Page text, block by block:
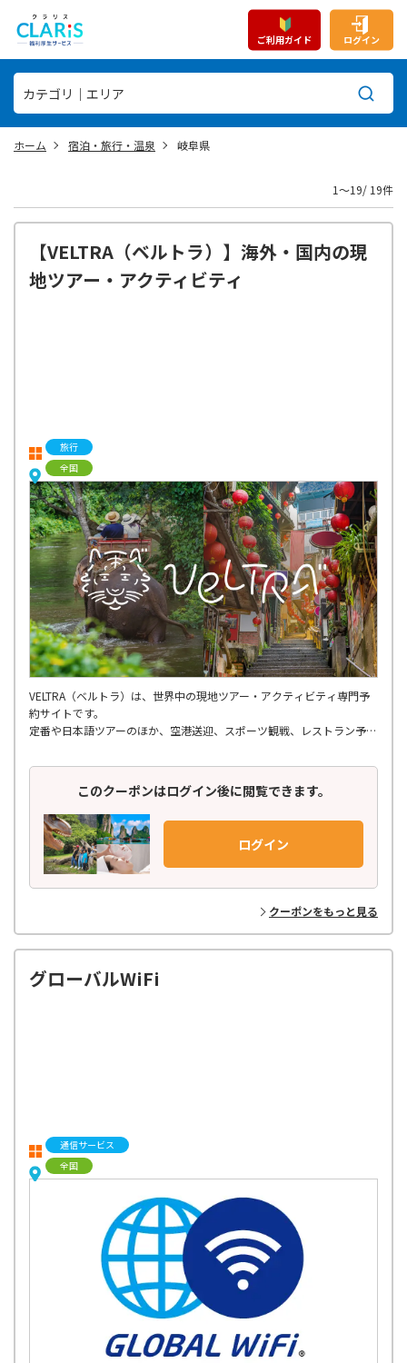
ご利用ガイド ログイン
ホーム 宿泊・旅行・温泉 岐阜県
1〜19/ 19件
【VELTRA（ベルトラ）】海外・国内の現
地ツアー・アクティビティ
旅行
全国
VELTRA（ベルトラ）は、世界中の現地ツアー・アクティビティ専門予
約サイトです。
定番や日本語ツアーのほか、空港送迎、スポーツ観戦、レストラン予
さらには個人では手配しにくいような穴場ツアーまで、多種多様なアク
ティビティが揃っています。
世界150ヶ国以上の地域を網羅し、21,000種類以上もの商品を掲載。
日本語での予約はもちろん、旅行前の相談から参加後のフォローまで、
お客様に寄り添ったきめ細やかなサポート体制で安心してご参加いただ
けます。
ベルトラのバイヤーが世界中を飛び回り、現地パートナーと
丁寧に作り上げた高品質のアクティビティだけをラインナップ！
お客様からのフィードバックをもとに、最新トレンドや
多種多様なニーズに応えるオリジナルプランを企画・開発し、お届けし
ています。
このクーポンはログイン後に閲覧できます。
ログイン
クーポンをもっと見る
グローバルWiFi
通信サービス
全国